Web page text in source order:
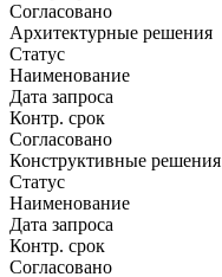
Согласовано
Архитектурные решения
Статус
Наименование
Дата запроса
Контр. срок
Согласовано
Конструктивные решения
Статус
Наименование
Дата запроса
Контр. срок
Согласовано